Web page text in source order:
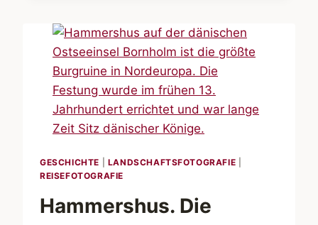
GESCHICHTE LANDSCHAFTSFOTOGRAFIE
REISEFOTOGRAFIE
Hammershus. Die